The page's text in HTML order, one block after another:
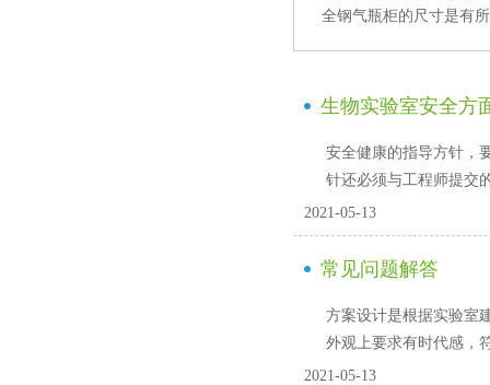
全钢气瓶柜的尺寸是有所区
生物实验室安全方
安全健康的指导方针
针还必须与工程师提交
2021-05-13
常见问题解答
方案设计是根据实验室建
外观上要求有时代感，
2021-05-13